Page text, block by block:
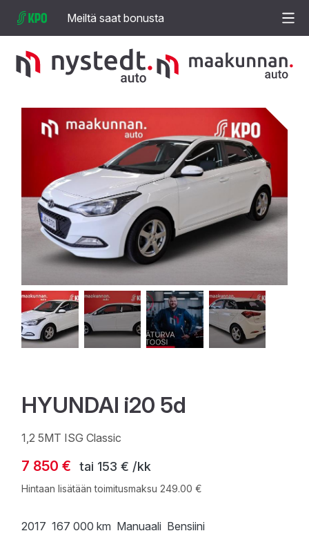
Meiltä saat bonusta
HYUNDAI i20 5d
1,2 5MT ISG Classic
7 850 € tai 153 € /kk
Hintaan lisätään toimitusmaksu 249.00 €
2017 167 000 km Manuaali Bensiini